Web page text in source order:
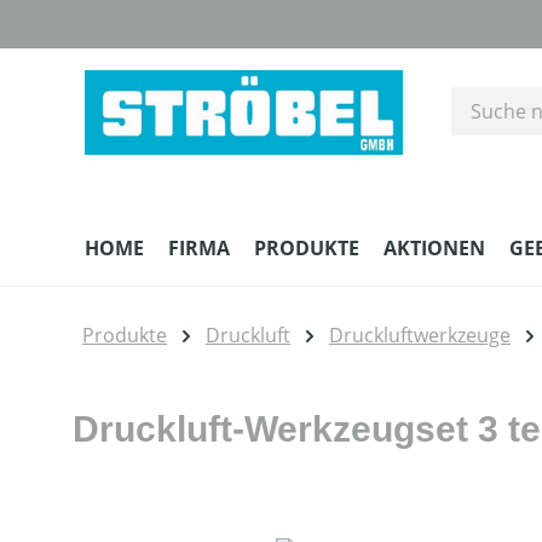
HOME FIRMA PRODUKTE AKTIONEN
Produkte Druckluft Druckluftwerkzeuge
Druckluft-Werkzeugset 3